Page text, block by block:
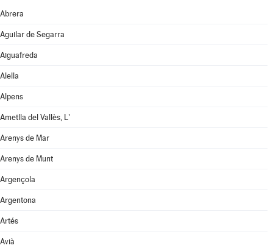
Abrera
Aguilar de Segarra
Aiguafreda
Alella
Alpens
Ametlla del Vallès, L'
Arenys de Mar
Arenys de Munt
Argençola
Argentona
Artés
Avià